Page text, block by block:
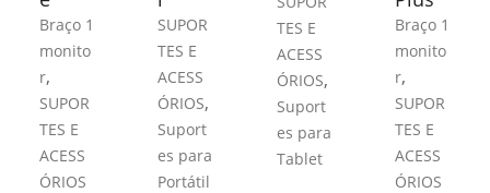
Braço 1
monito
r,
SUPOR
TES E
ACESS
ÓRIOS
SUPOR
TES E
ACESS
ÓRIOS,
Suport
es para
Portátil
TES E
ACESS
ÓRIOS,
Suport
es para
Tablet
Braço 1
monito
r,
SUPOR
TES E
ACESS
ÓRIOS